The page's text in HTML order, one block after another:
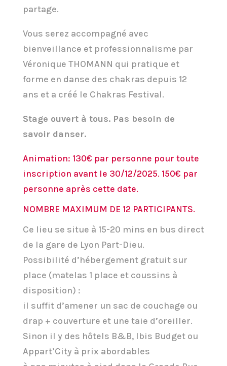
partage.
Vous serez accompagné avec
bienveillance et professionnalisme par
Véronique THOMANN qui pratique et
forme en danse des chakras depuis 12
ans et a créé le Chakras Festival.
Stage ouvert à tous. Pas besoin de
savoir danser.
Animation: 130€ par personne pour toute
inscription avant le 30/12/2025. 150€ par
personne après cette date.
NOMBRE MAXIMUM DE 12 PARTICIPANTS.
Ce lieu se situe à 15-20 mins en bus direct
de la gare de Lyon Part-Dieu.
Possibilité d’hébergement gratuit sur
place (matelas 1 place et coussins à
disposition) :
il suffit d’amener un sac de couchage ou
drap + couverture et une taie d’oreiller.
Sinon il y des hôtels B&B, Ibis Budget ou
Appart’City à prix abordables